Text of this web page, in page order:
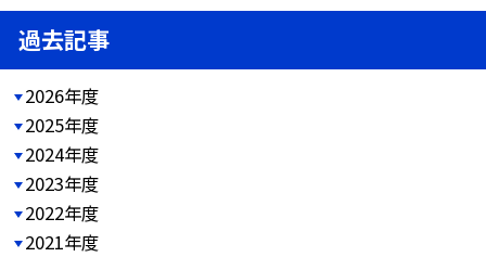
過去記事
2026年度
2025年度
2024年度
2023年度
2022年度
2021年度